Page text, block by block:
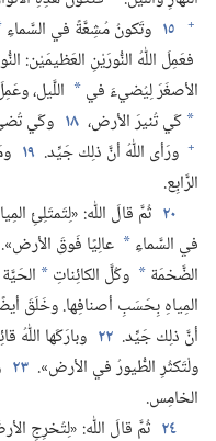
+ ١٥ وتَكونُ مُشِعَّةً في السَّماءِ
فعَمِلَ اللّٰهُ النُّورَيْنِ العَظيمَيْن:‏
الأصغَرَ لِيُضيءَ في * اللَّيل،‏
* كَي تُنيرَ الأرض،‏ ١٨ وكَي
+ ورَأى اللّٰهُ أنَّ ذلِك جَيِّد.‏ ١٩
الرَّابِع.‏
٢٠ ثُمَّ قالَ اللّٰه:‏ «لِتَمتَلِئِ
في السَّماءِ * عالِيًا فَوقَ الأرض».‏
الضَّخمَة * وكُلَّ الكائِناتِ *
المِياهِ بِحَسَبِ أصنافِها.‏ وخَلَقَ
أنَّ ذلِك جَيِّد.‏ ٢٢ وبارَكَها اللّٰهُ
ولْتَكثُرِ الطُّيورُ في الأرض».‏ ٢٣
الخامِس.‏
٢٤ ثُمَّ قالَ اللّٰه:‏ «لِتُخرِجِ